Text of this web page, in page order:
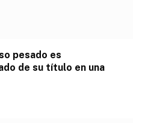
pesado es
de su título en una